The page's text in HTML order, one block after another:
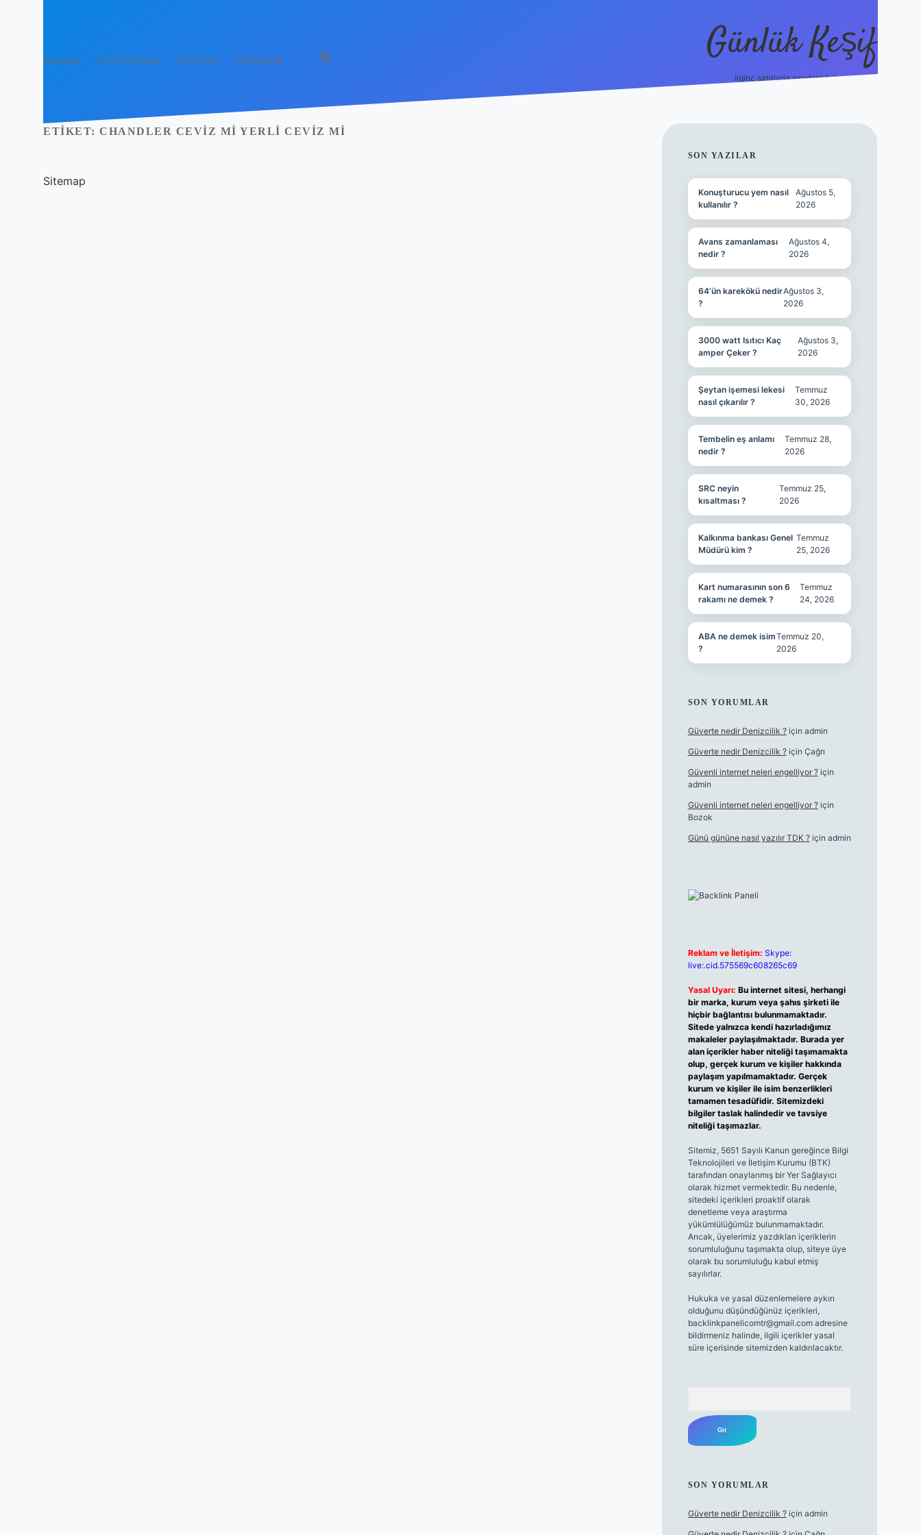
Anasayfa Gizlilik Politikası Yasal Uyarı Hakkımızda Günlük Keşif
İlginç satırlarla sıradanlığı boz.
ETIKET: CHANDLER CEVIZ MI YERLI CEVIZ MI
Sitemap
SIDEBAR
SON YAZILAR
Konuşturucu yem nasıl
kullanılır ?
Ağustos 5,
2026
Avans zamanlaması
nedir ?
Ağustos 4,
2026
64’ün karekökü nedir
?
Ağustos 3,
2026
3000 watt Isıtıcı Kaç
amper Çeker ?
Ağustos 3,
2026
Şeytan işemesi lekesi
nasıl çıkarılır ?
Temmuz
30, 2026
Tembelin eş anlamı
nedir ?
Temmuz 28,
2026
SRC neyin
kısaltması ?
Temmuz 25,
2026
Kalkınma bankası Genel
Müdürü kim ?
Temmuz
25, 2026
Kart numarasının son 6
rakamı ne demek ?
Temmuz
24, 2026
ABA ne demek isim
?
Temmuz 20,
2026
SON YORUMLAR
Güverte nedir Denizcilik ?için admin
Güverte nedir Denizcilik ?için Çağrı
Güvenli internet neleri engelliyor ?için
admin
Güvenli internet neleri engelliyor ?için
Bozok
Günü gününe nasıl yazılır TDK ?için admin
Reklam ve İletişim: Skype:
live:.cid.575569c608265c69
Yasal Uyarı: Bu internet sitesi, herhangi
bir marka, kurum veya şahıs şirketi ile
hiçbir bağlantısı bulunmamaktadır.
Sitede yalnızca kendi hazırladığımız
makaleler paylaşılmaktadır. Burada yer
alan içerikler haber niteliği taşımamakta
olup, gerçek kurum ve kişiler hakkında
paylaşım yapılmamaktadır. Gerçek
kurum ve kişiler ile isim benzerlikleri
tamamen tesadüfidir. Sitemizdeki
bilgiler taslak halindedir ve tavsiye
niteliği taşımazlar.
Sitemiz, 5651 Sayılı Kanun gereğince Bilgi
Teknolojileri ve İletişim Kurumu (BTK)
tarafından onaylanmış bir Yer Sağlayıcı
olarak hizmet vermektedir. Bu nedenle,
sitedeki içerikleri proaktif olarak
denetleme veya araştırma
yükümlülüğümüz bulunmamaktadır.
Ancak, üyelerimiz yazdıkları içeriklerin
sorumluluğunu taşımakta olup, siteye üye
olarak bu sorumluluğu kabul etmiş
sayılırlar.
Hukuka ve yasal düzenlemelere aykırı
olduğunu düşündüğünüz içerikleri,
backlinkpanelicomtr@gmail.comadresine
bildirmeniz halinde, ilgili içerikler yasal
süre içerisinde sitemizden kaldırılacaktır.
SON YORUMLAR
Güverte nedir Denizcilik ?için admin